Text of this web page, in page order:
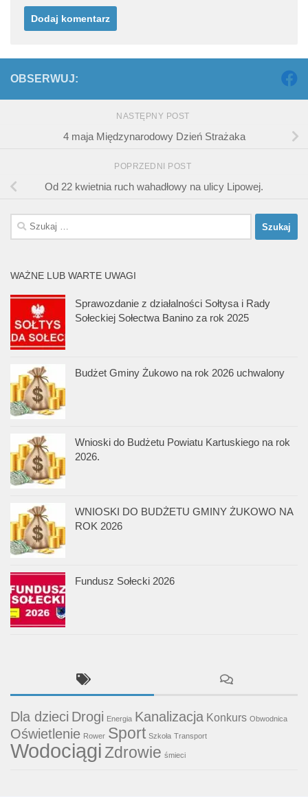
OBSERWUJ:
NASTĘPNY POST
4 maja Międzynarodowy Dzień Strażaka
POPRZEDNI POST
Od 22 kwietnia ruch wahadłowy na ulicy Lipowej.
Szukaj:
WAŻNE LUB WARTE UWAGI
Sprawozdanie z działalności Sołtysa i Rady
Sołeckiej Sołectwa Banino za rok 2025
Budżet Gminy Żukowo na rok 2026 uchwalony
Wnioski do Budżetu Powiatu Kartuskiego na rok
2026.
WNIOSKI DO BUDŻETU GMINY ŻUKOWO NA
ROK 2026
Fundusz Sołecki 2026
Dla dzieci Drogi Energia Kanalizacja Konkurs Obwodnica
Oświetlenie Rower Sport Szkoła Transport
WodociągiZdrowie śmieci